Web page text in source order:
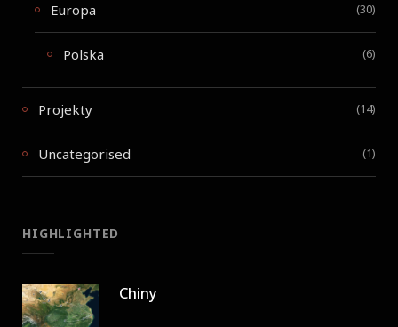
Europa (30)
Polska (6)
Projekty (14)
Uncategorised (1)
HIGHLIGHTED
Chiny